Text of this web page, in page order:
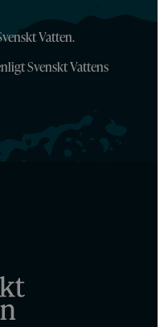
Vatten.
Svenskt Vattens